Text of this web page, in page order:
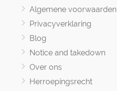
Algemene voorwaarden
Privacyverklaring
Blog
Notice and takedown
Over ons
Herroepingsrecht